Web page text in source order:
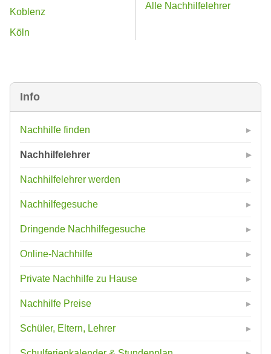
Info
Nachhilfe finden
Nachhilfelehrer
Nachhilfelehrer werden
Nachhilfegesuche
Dringende Nachhilfegesuche
Online-Nachhilfe
Private Nachhilfe zu Hause
Nachhilfe Preise
Schüler, Eltern, Lehrer
Koblenz
Köln
Alle Nachhilfelehrer